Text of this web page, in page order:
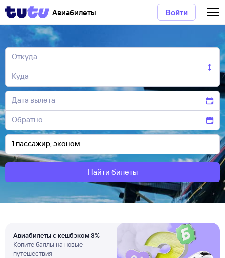
Авиабилеты Войти
Найти билеты
Авиабилеты с кешбэком 3%
Копите баллы на новые
путешествия